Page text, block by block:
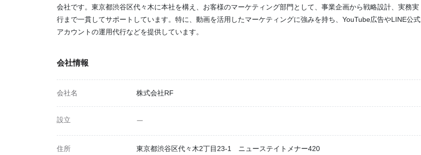
会社です。東京都渋谷区代々木に本社を構え、お客様のマーケティング部門として、事業企画から戦略設計、実務実
行まで一貫してサポートしています。特に、動画を活用したマーケティングに強みを持ち、YouTube広告やLINE公式
アカウントの運用代行などを提供しています。
会社情報
会社名 株式会社RF
設立 ー
住所 東京都渋谷区代々木2丁目23-1 ニューステイトメナー420